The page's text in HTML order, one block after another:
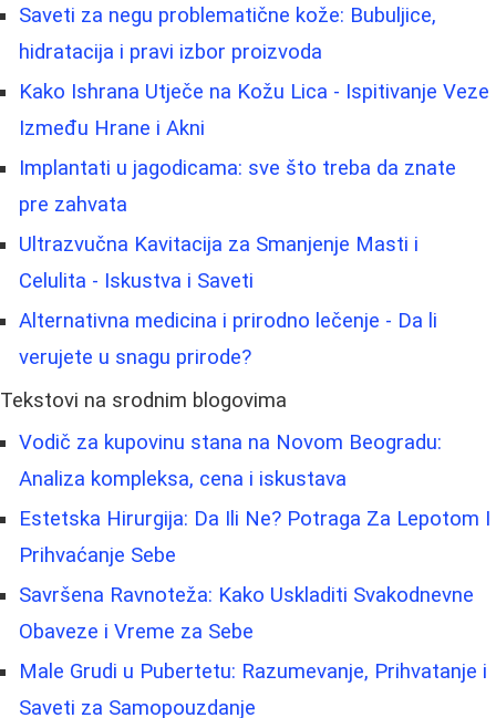
Saveti za negu problematične kože: Bubuljice,
hidratacija i pravi izbor proizvoda
Kako Ishrana Utječe na Kožu Lica - Ispitivanje Veze
Između Hrane i Akni
Implantati u jagodicama: sve što treba da znate
pre zahvata
Ultrazvučna Kavitacija za Smanjenje Masti i
Celulita - Iskustva i Saveti
Alternativna medicina i prirodno lečenje - Da li
verujete u snagu prirode?
Tekstovi na srodnim blogovima
Vodič za kupovinu stana na Novom Beogradu:
Analiza kompleksa, cena i iskustava
Estetska Hirurgija: Da Ili Ne? Potraga Za Lepotom I
Prihvaćanje Sebe
Savršena Ravnoteža: Kako Uskladiti Svakodnevne
Obaveze i Vreme za Sebe
Male Grudi u Pubertetu: Razumevanje, Prihvatanje i
Saveti za Samopouzdanje